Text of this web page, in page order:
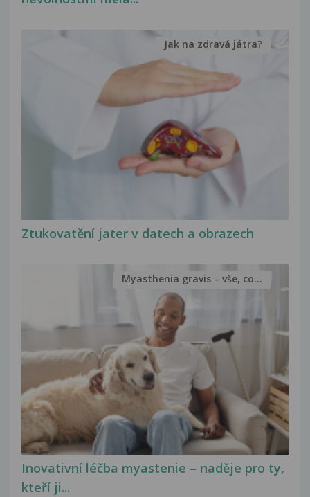
Ztukovatění jater v datech a obrazech
Jak na zdravá játra?
Inovativní léčba myastenie – naděje pro ty,
kteří ji...
Myasthenia gravis – vše, co...